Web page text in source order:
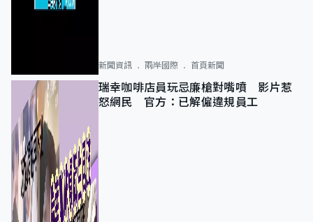
新聞資訊 兩岸國際 首頁新聞
瑞幸咖啡店員玩忌廉槍對嘴噴 影片惹
怒網民 官方：已解僱違規員工